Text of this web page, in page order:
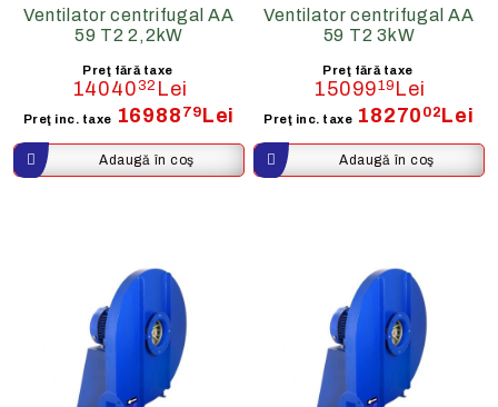
Ventilator centrifugal AA
59 T2 2,2kW
Preţ fără taxe
1404032 Lei
Preţ inc. taxe 16988 79Lei
Ventilator centrifugal AA
59 T2 3kW
Preţ fără taxe
1509919 Lei
Preţ inc. taxe 18270 02Lei